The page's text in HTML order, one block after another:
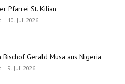
Pfarrei St. Kilian
- 10. Juli 2026
Bischof Gerald Musa aus Nigeria
- 9. Juli 2026